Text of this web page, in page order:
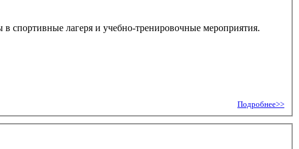
спортивные лагеря и учебно-тренировочные мероприятия.
Подробнее>>